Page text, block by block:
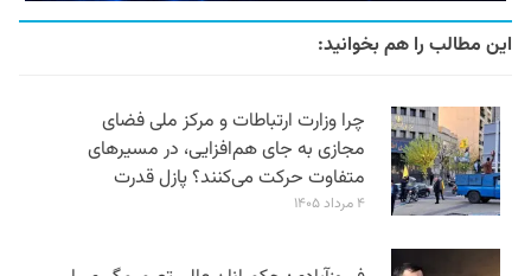
این مطالب را هم بخوانید:
چرا وزارت ارتباطات و مرکز ملی فضای
مجازی به جای هم‌افزایی، در مسیرهای
متفاوت حرکت می‌کنند؟ پازل قدرت
۴ مرداد ۱۴۰۵